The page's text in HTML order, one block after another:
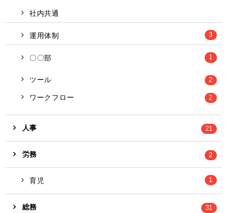
社内共通
8
運用体制 3
〇〇部 1
ツール 2
ワークフロー 2
人事 21
労務 2
育児 1
総務 31